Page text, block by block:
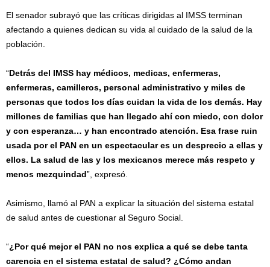
El senador subrayó que las críticas dirigidas al IMSS terminan
afectando a quienes dedican su vida al cuidado de la salud de la
población.
“Detrás del IMSS hay médicos, medicas, enfermeras,
enfermeras, camilleros, personal administrativo y miles de
personas que todos los días cuidan la vida de los demás. Hay
millones de familias que han llegado ahí con miedo, con dolor
y con esperanza… y han encontrado atención. Esa frase ruin
usada por el PAN en un espectacular es un desprecio a ellas y
ellos. La salud de las y los mexicanos merece más respeto y
menos mezquindad”, expresó.
Asimismo, llamó al PAN a explicar la situación del sistema estatal
de salud antes de cuestionar al Seguro Social.
“¿Por qué mejor el PAN no nos explica a qué se debe tanta
carencia en el sistema estatal de salud? ¿Cómo andan